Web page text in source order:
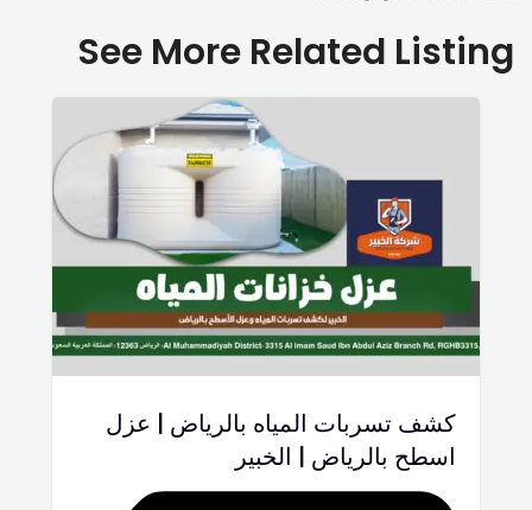
See More Related Listing
كشف تسربات المياه بالرياض | عزل
اسطح بالرياض | الخبير